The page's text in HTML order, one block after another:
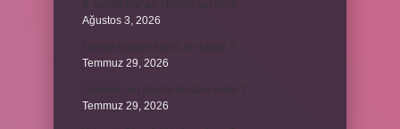
Ağustos 3, 2026
Temmuz 29, 2026
Temmuz 29, 2026